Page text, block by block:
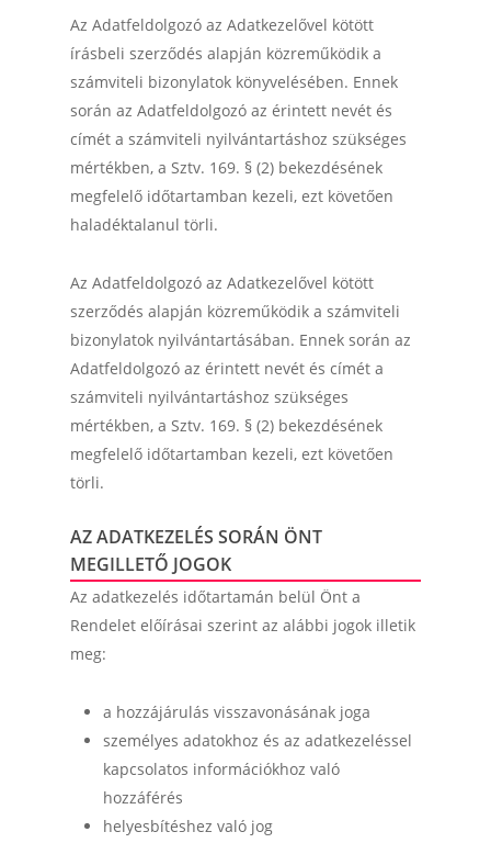
Az Adatfeldolgozó az Adatkezelővel kötött
írásbeli szerződés alapján közreműködik a
számviteli bizonylatok könyvelésében. Ennek
során az Adatfeldolgozó az érintett nevét és
címét a számviteli nyilvántartáshoz szükséges
mértékben, a Sztv. 169. § (2) bekezdésének
megfelelő időtartamban kezeli, ezt követően
haladéktalanul törli.
Az Adatfeldolgozó az Adatkezelővel kötött
szerződés alapján közreműködik a számviteli
bizonylatok nyilvántartásában. Ennek során az
Adatfeldolgozó az érintett nevét és címét a
számviteli nyilvántartáshoz szükséges
mértékben, a Sztv. 169. § (2) bekezdésének
megfelelő időtartamban kezeli, ezt követően
törli.
AZ ADATKEZELÉS SORÁN ÖNT
MEGILLETŐ JOGOK
Az adatkezelés időtartamán belül Önt a
Rendelet előírásai szerint az alábbi jogok illetik
meg:
a hozzájárulás visszavonásának joga
személyes adatokhoz és az adatkezeléssel
kapcsolatos információkhoz való
hozzáférés
helyesbítéshez való jog